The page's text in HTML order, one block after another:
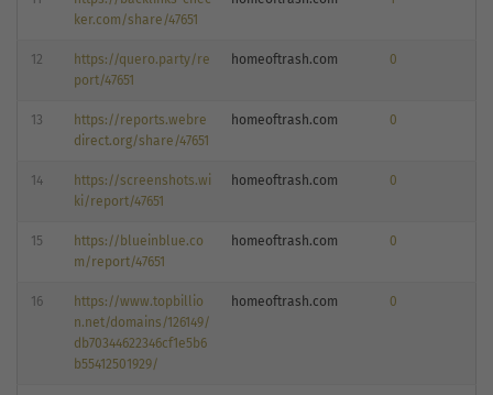
ker.com/share/47651
12
https://quero.party/re
port/47651
homeoftrash.com 0
13
https://reports.webre
direct.org/share/47651
homeoftrash.com 0
14
https://screenshots.wi
ki/report/47651
homeoftrash.com 0
15
https://blueinblue.co
m/report/47651
homeoftrash.com 0
16
https://www.topbillio
n.net/domains/126149/
db70344622346cf1e5b6
b55412501929/
homeoftrash.com 0